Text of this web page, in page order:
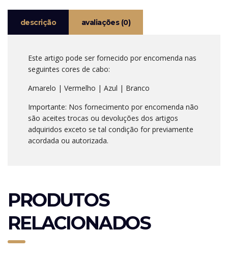
descrição avaliações (0)
Este artigo pode ser fornecido por encomenda nas
seguintes cores de cabo:
Amarelo | Vermelho | Azul | Branco
Importante: Nos fornecimento por encomenda não
são aceites trocas ou devoluções dos artigos
adquiridos exceto se tal condição for previamente
acordada ou autorizada.
PRODUTOS
RELACIONADOS